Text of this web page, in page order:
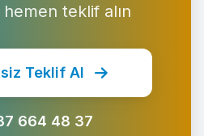
teklif alın
Teklif Al
664 48 37